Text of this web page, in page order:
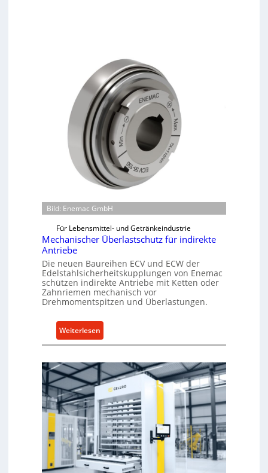
Bild: Enemac GmbH
Für Lebensmittel- und Getränkeindustrie
Mechanischer Überlastschutz für indirekte
Antriebe
Die neuen Baureihen ECV und ECW der
Edelstahlsicherheitskupplungen von Enemac
schützen indirekte Antriebe mit Ketten oder
Zahnriemen mechanisch vor
Drehmomentspitzen und Überlastungen.
Weiterlesen
M
c
h
n
c
h
e